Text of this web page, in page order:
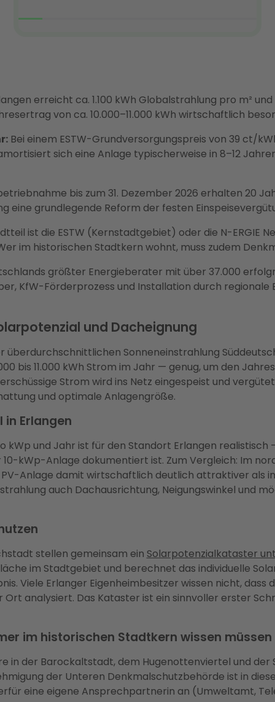
erreicht ca. 1.100 kWh Globalstrahlung pro m²
von ca. 10.000–11.000 kWh wirtschaftlich
Bei einem ESTW-Grundversorgungspreis von 39 ct/
sich eine Anlage typischerweise in 8–12
bis zum 31. Dezember 2026 erhalten 20
eine grundlegende Reform der festen
ist die ESTW (Kernstadtgebiet) oder die N-ERGIE
im historischen Stadtkern wohnt, muss zudem
größter Energieberater mit über 37.000
KfW-Förderprozess und Installation durch
und Dacheignung
Sonneneinstrahlung
bis 11.000 kWh Strom im Jahr — genug, um den
Strom wird ins Netz eingespeist und
und optimale Anlagengröße.
Erlangen
kWp und Jahr ist für den Standort Erlangen
10-kWp-Anlage dokumentiert ist. Zum Vergleich: Im
Anlage damit wirtschaftlich deutlich attraktiver als
auch Dachausrichtung, Neigungswinkel und
stellen gemeinsam ein Solarpotenzialkataster
im Stadtgebiet und berechnet das individuelle
Viele Erlanger Eigenheimbesitzer wissen nicht, dass
analysiert. Das Kataster ist ein sinnvoller erster
im historischen Stadtkern wissen müssen
in der Barockaltstadt, dem Hugenottenviertel und
der Unteren Denkmalschutzbehörde ist in
eine eigene Ansprechpartnerin an (Umweltamt,